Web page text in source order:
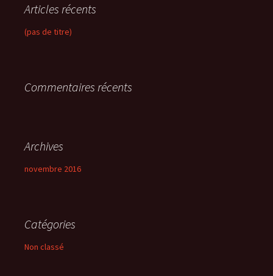
r
c
h
:
Articles récents
(pas de titre)
Commentaires récents
Archives
novembre 2016
Catégories
Non classé